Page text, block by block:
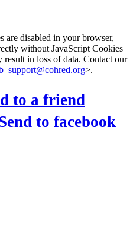
are disabled in your browser,
without JavaScript Cookies
in loss of data. Contact our
>.